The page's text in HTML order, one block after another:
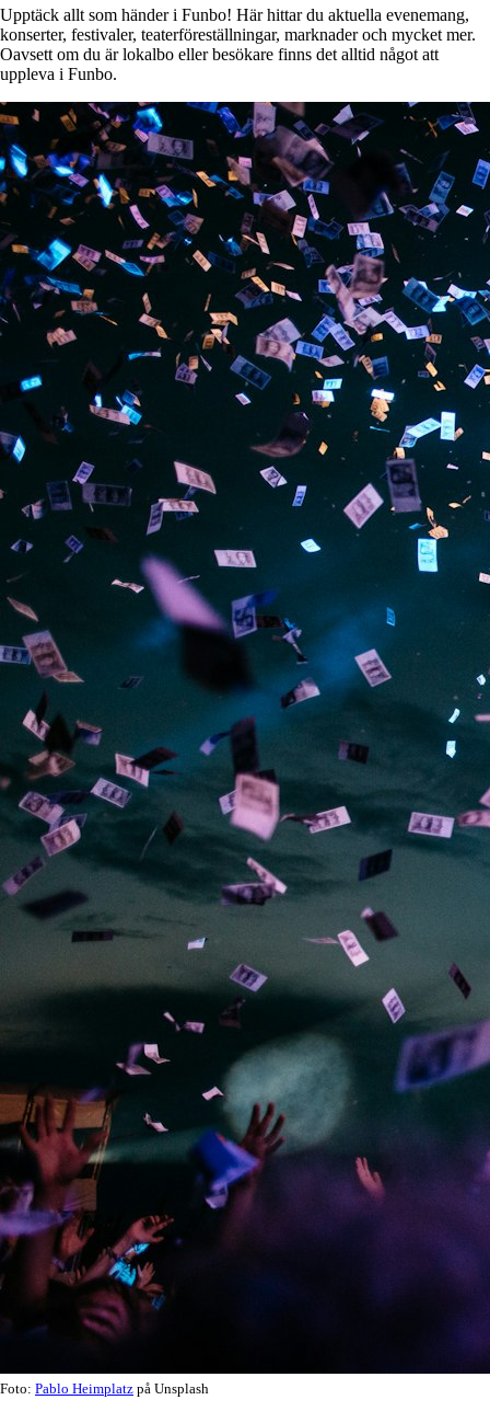
Upptäck allt som händer i Funbo! Här hittar du aktuella evenemang,
konserter, festivaler, teaterföreställningar, marknader och mycket mer.
Oavsett om du är lokalbo eller besökare finns det alltid något att
uppleva i Funbo.
Foto: Pablo Heimplatz på Unsplash